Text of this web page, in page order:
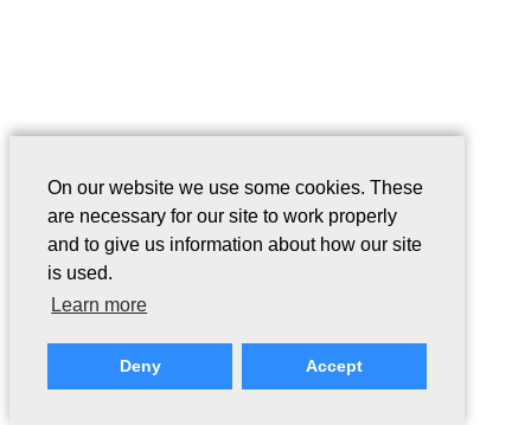
On our website we use some cookies. These
are necessary for our site to work properly
and to give us information about how our site
is used.
Learn more
Deny Accept